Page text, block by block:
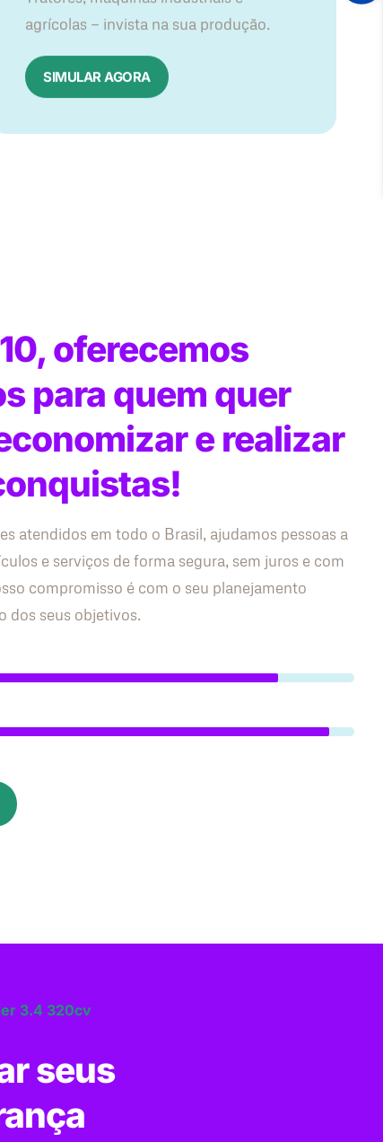
agrícolas — invista na sua produção.
SIMULAR AGORA
oferecemos
para quem quer
e realizar
atendidos em todo o Brasil, ajudamos pessoas a
e serviços de forma segura, sem juros e com
compromisso é com o seu planejamento
dos seus objetivos.
3.4 320cv
seus